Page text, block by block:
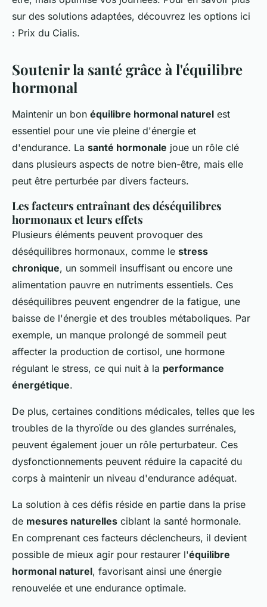
sur des solutions adaptées, découvrez les options ici
: Prix du Cialis.
Soutenir la santé grâce à l'équilibre
hormonal
Maintenir un bon équilibre hormonal naturel est
essentiel pour une vie pleine d'énergie et
d'endurance. La santé hormonale joue un rôle clé
dans plusieurs aspects de notre bien-être, mais elle
peut être perturbée par divers facteurs.
Les facteurs entraînant des déséquilibres
hormonaux et leurs effets
Plusieurs éléments peuvent provoquer des
déséquilibres hormonaux, comme le stress
chronique, un sommeil insuffisant ou encore une
alimentation pauvre en nutriments essentiels. Ces
déséquilibres peuvent engendrer de la fatigue, une
baisse de l'énergie et des troubles métaboliques. Par
exemple, un manque prolongé de sommeil peut
affecter la production de cortisol, une hormone
régulant le stress, ce qui nuit à la performance
énergétique.
De plus, certaines conditions médicales, telles que les
troubles de la thyroïde ou des glandes surrénales,
peuvent également jouer un rôle perturbateur. Ces
dysfonctionnements peuvent réduire la capacité du
corps à maintenir un niveau d'endurance adéquat.
La solution à ces défis réside en partie dans la prise
de mesures naturelles ciblant la santé hormonale.
En comprenant ces facteurs déclencheurs, il devient
possible de mieux agir pour restaurer l'équilibre
hormonal naturel, favorisant ainsi une énergie
renouvelée et une endurance optimale.